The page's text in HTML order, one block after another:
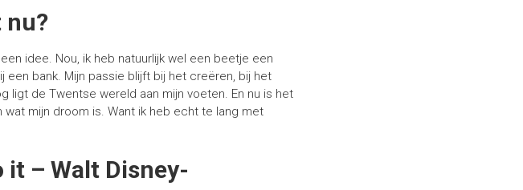
nu?
idee. Nou, ik heb natuurlijk wel een beetje een
bank. Mijn passie blijft bij het creëren, bij het
ligt de Twentse wereld aan mijn voeten. En nu is het
wat mijn droom is. Want ik heb echt te lang met
it – Walt Disney-